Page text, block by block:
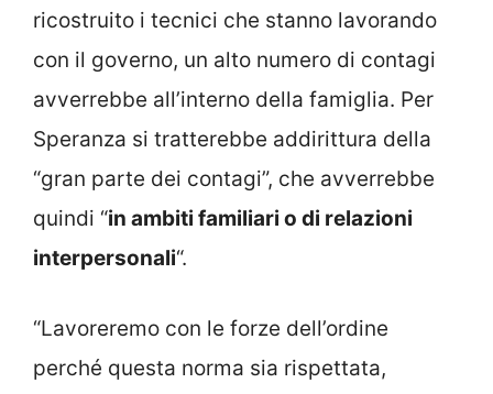
ricostruito i tecnici che stanno lavorando
con il governo, un alto numero di contagi
avverrebbe all’interno della famiglia. Per
Speranza si tratterebbe addirittura della
“gran parte dei contagi”, che avverrebbe
quindi “in ambiti familiari o di relazioni
interpersonali“.
“Lavoreremo con le forze dell’ordine
perché questa norma sia rispettata,